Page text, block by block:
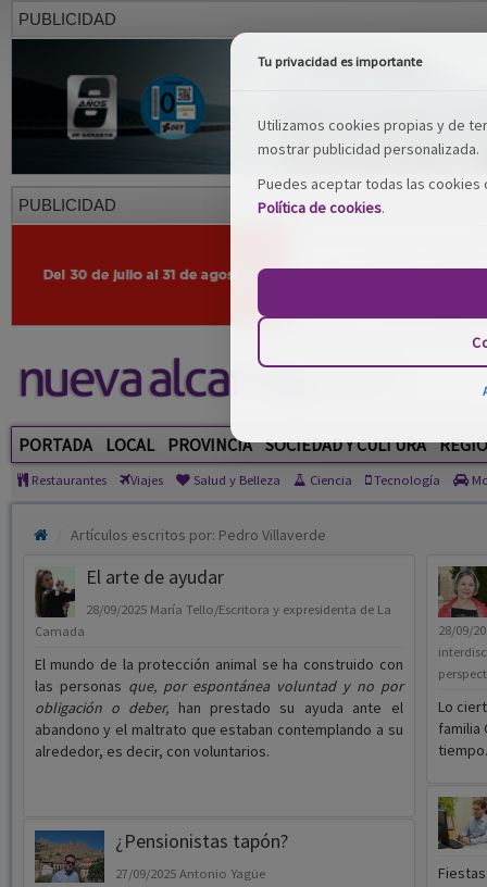
PUBLICIDAD
PUBLICIDAD
PORTADA LOCAL PROVINCIA SOCIEDAD Y CULTURA
Restaurantes Viajes Salud y Belleza Ciencia Tecnología
Artículos escritos por: Pedro Villaverde
El arte de ayudar
28/09/2025 María Tello/Escritora y expresidenta de La
Camada
El mundo de la protección animal se ha construido con
las personas que, por espontánea voluntad y no por
obligación o deber, han prestado su ayuda ante el
abandono y el maltrato que estaban contemplando a su
alrededor, es decir, con voluntarios.
¿Pensionistas tapón?
27/09/2025 Antonio Yagüe
28/09/
Lo
familia
tiempo.
Tu privacidad es importante
Utilizamos cookies propias y de
mostrar publicidad personalizada.
Puedes aceptar todas las
Política de cookies.